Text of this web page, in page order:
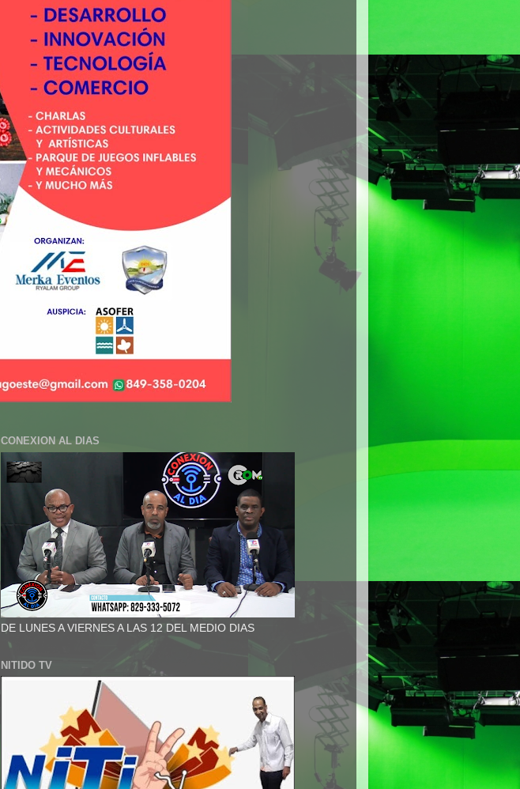
CONEXION AL DIAS
DE LUNES A VIERNES A LAS 12 DEL MEDIO DIAS
NITIDO TV